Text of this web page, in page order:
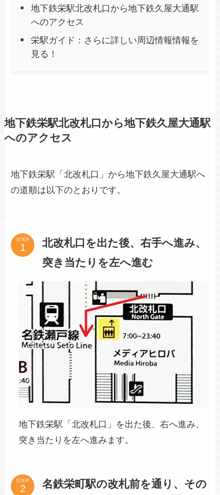
地下鉄栄駅北改札口から地下鉄久屋大通駅
へのアクセス
栄駅ガイド：さらに詳しい周辺情報情報を
見る！
地下鉄栄駅北改札口から地下鉄久屋大通駅
へのアクセス
地下鉄栄駅「北改札口」から地下鉄久屋大通駅へ
の道順は以下のとおりです。
STEP
北改札口を出た後、右手へ進み、
突き当たりを左へ進む
地下鉄栄駅「北改札口」を出た後、右へ進み、
突き当たりを左へ進みます。
STEP 名鉄栄町駅の改札前を通り、その